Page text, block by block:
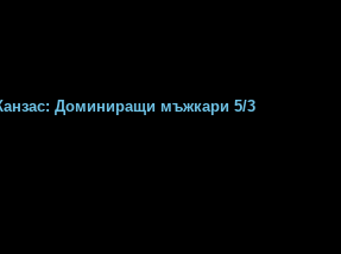
Доминиращи мъжкари 5/3